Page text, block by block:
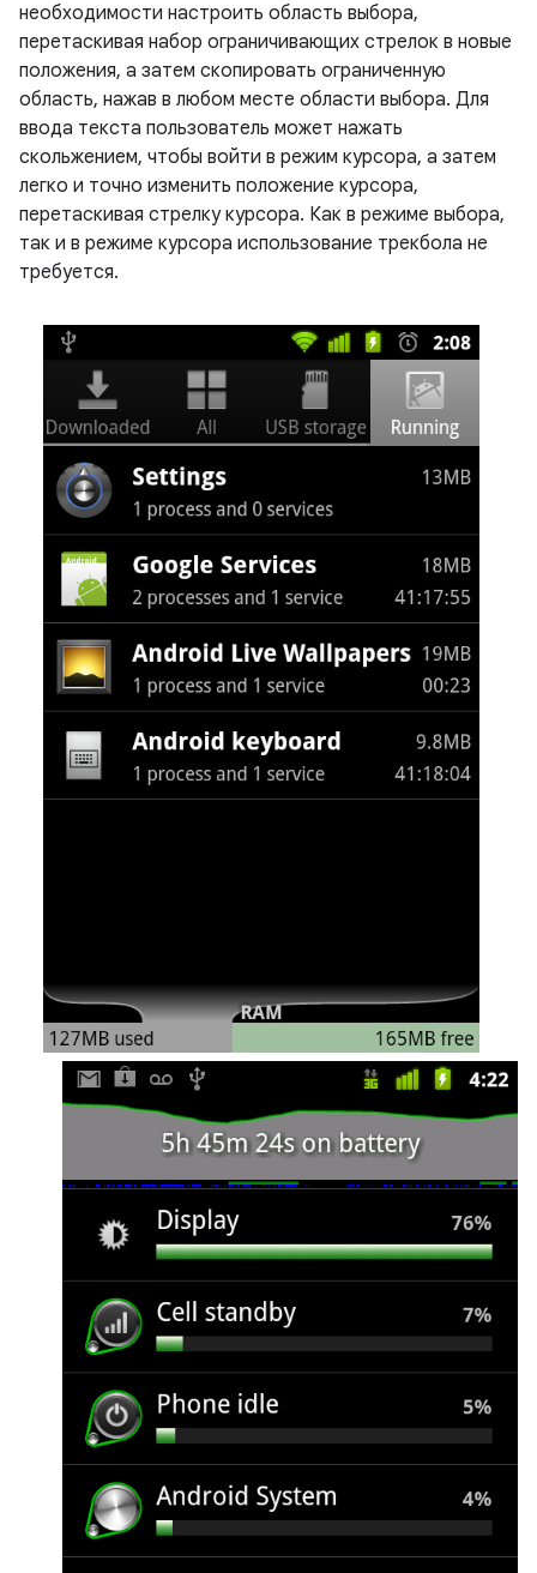
необходимости настроить область выбора,
перетаскивая набор ограничивающих стрелок в новые
положения, а затем скопировать ограниченную
область, нажав в любом месте области выбора. Для
ввода текста пользователь может нажать
скольжением, чтобы войти в режим курсора, а затем
легко и точно изменить положение курсора,
перетаскивая стрелку курсора. Как в режиме выбора,
так и в режиме курсора использование трекбола не
требуется.